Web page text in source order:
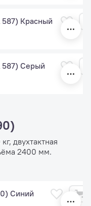
587) Красный
587) Серый
двухтактная
2400 мм.
Синий